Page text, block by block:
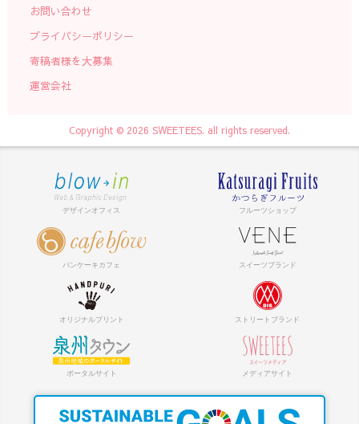
お問い合わせ
プライバシーポリシー
寄稿者様を大募集
運営会社
Copyright © 2026 SWEETEES. all rights reserved.